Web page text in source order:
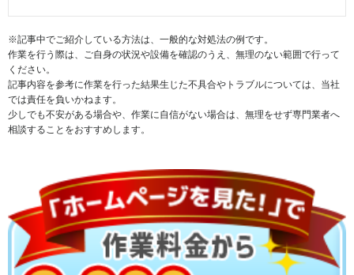
※記事中でご紹介している方法は、一般的な対処法の例です。
作業を行う際は、ご自身の状況や設備を確認のうえ、無理のない範囲で行って
ください。
記事内容を参考に作業を行った結果生じた不具合やトラブルについては、当社
では責任を負いかねます。
少しでも不安がある場合や、作業に自信がない場合は、無理をせず専門業者へ
相談することをおすすめします。